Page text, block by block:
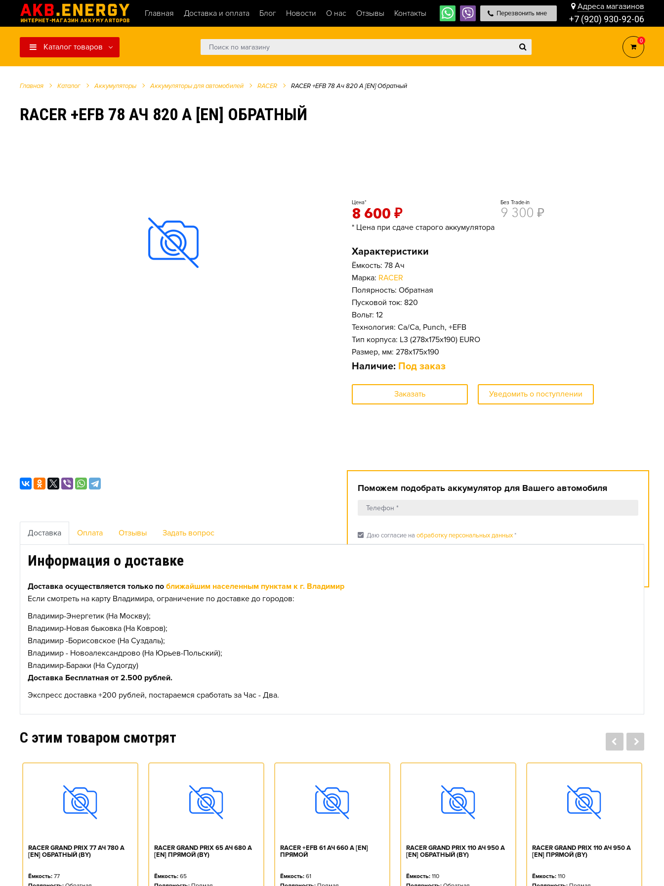
Главная Доставка и оплата Блог Новости О нас Отзывы Контакты Перезвонить мне
Адреса магазинов
+7 (920) 930-92-06
Каталог товаров
0
Главная Каталог Аккумуляторы Аккумуляторы для автомобилей RACER RACER +EFB 78 Ач 820 А [EN] Обратный
RACER +EFB 78 АЧ 820 А [EN] ОБРАТНЫЙ
Цена*
8 600 ₽
Без Trade-in
9 300 ₽
* Цена при сдаче старого аккумулятора
Характеристики
Ёмкость: 78 Ач
Марка: RACER
Полярность: Обратная
Пусковой ток: 820
Вольт: 12
Технология: Ca/Ca, Punch, +EFB
Тип корпуса: L3 (278x175x190) EURO
Размер, мм: 278x175x190
Наличие: Под заказ
Заказать Уведомить о поступлении
Поможем подобрать аккумулятор для Вашего автомобиля
check_box Даю согласие на обработку персональных данных*
Доставка Оплата Отзывы Задать вопрос
Информация о доставке
Доставка осуществляется только по ближайшим населенным пунктам к г. Владимир
Если смотреть на карту Владимира, ограничение по доставке до городов:
Владимир-Энергетик (На Москву);
Владимир-Новая быковка (На Ковров);
Владимир -Борисовское (На Суздаль);
Владимир - Новоалександрово (На Юрьев-Польский);
Владимир-Бараки (На Судогду)
Доставка Бесплатная от 2.500 рублей.
Экспресс доставка +200 рублей, постараемся сработать за Час - Два.
C этим товаром смотрят
RACER GRAND PRIX 77 АЧ 780 А
[EN] ОБРАТНЫЙ (BY)
Ёмкость: 77
RACER GRAND PRIX 65 АЧ 680 А
[EN] ПРЯМОЙ (BY)
Ёмкость: 65
RACER +EFB 61 АЧ 660 А [EN]
ПРЯМОЙ
Ёмкость: 61
RACER GRAND PRIX 110 АЧ 950 А
[EN] ОБРАТНЫЙ (BY)
Ёмкость: 110
RACER GRAND PRIX 110 АЧ 950 А
[EN] ПРЯМОЙ (BY)
Ёмкость: 110